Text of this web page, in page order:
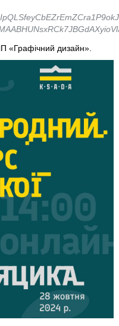
«Графічний дизайн».